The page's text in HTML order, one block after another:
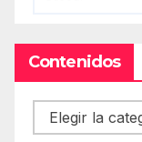
Contenidos
Contenidos